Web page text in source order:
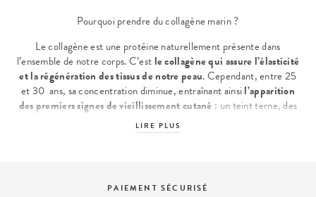
Pourquoi prendre du collagène marin ?
Le collagène est une protéine naturellement présente dans
l’ensemble de notre corps. C’est le collagène qui assure l’élasticité
et la régénération des tissus de notre peau. Cependant, entre 25
et 30 ans, sa concentration diminue, entraînant ainsi l’apparition
des premiers signes de vieillissement cutané : un teint terne, des
traits plus marqués, des rides ou ridules localisées et une peau qui
récupère moins vite. Que faire pour combler cette perte ? Se
LIRE PLUS
PAIEMENT SÉCURISÉ